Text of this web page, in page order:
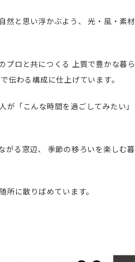
然と思い浮かぶよう、
光・風・素材
プロと共につくる 上質で豊かな暮ら
伝わる構成に仕上げています。
「こんな時間を過ごしてみたい」
る窓辺、
季節の移ろいを楽しむ暮
所に散りばめています。